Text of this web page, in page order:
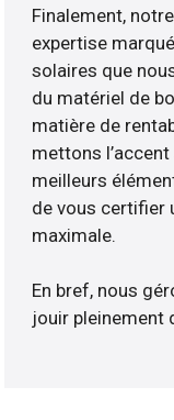
Finalement,
expertise
solaires que
du matériel de
matière de
mettons
meilleurs
de vous certifier
maximale.
En bref, nous
jouir pleinement